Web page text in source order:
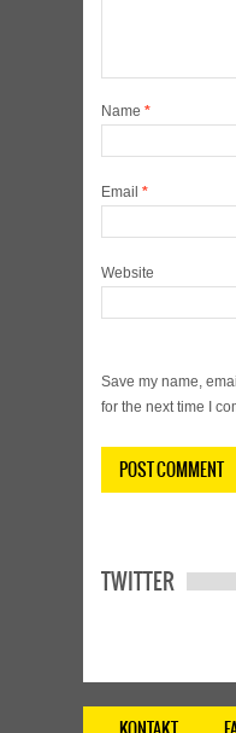
Name *
Email *
Website
Save my name,
for the next time I
TWITTER